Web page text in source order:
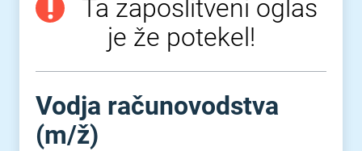
Ta zaposlitveni oglas
je že potekel!
Vodja računovodstva
(m⁠/⁠ž)